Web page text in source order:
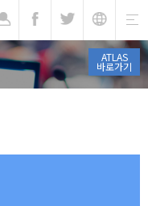
ATLAS
바로가기